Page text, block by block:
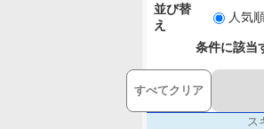
並び替
え
人気
条件に該当
すべてクリア
ス